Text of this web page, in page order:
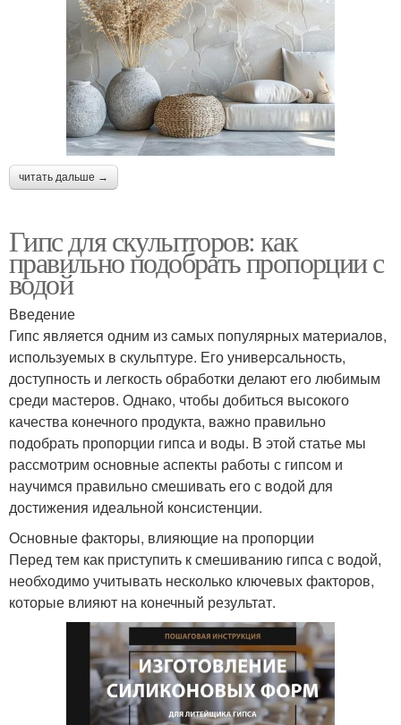
читать дальше →
Гипс для скульпторов: как
правильно подобрать пропорции с
водой
Введение
Гипс является одним из самых популярных материалов,
используемых в скульптуре. Его универсальность,
доступность и легкость обработки делают его любимым
среди мастеров. Однако, чтобы добиться высокого
качества конечного продукта, важно правильно
подобрать пропорции гипса и воды. В этой статье мы
рассмотрим основные аспекты работы с гипсом и
научимся правильно смешивать его с водой для
достижения идеальной консистенции.
Основные факторы, влияющие на пропорции
Перед тем как приступить к смешиванию гипса с водой,
необходимо учитывать несколько ключевых факторов,
которые влияют на конечный результат.